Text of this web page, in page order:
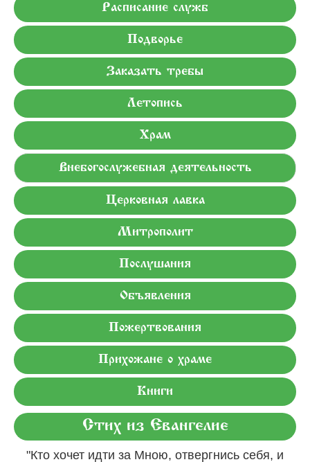
Расписание служб
Подворье
Заказать требы
Летопись
Храм
Внебогослужебная деятельность
Церковная лавка
Митрополит
Послушания
Объявления
Пожертвования
Прихожане о храме
Книги
Стих из Евангелие
"Кто хочет идти за Мною, отвергнись себя, и